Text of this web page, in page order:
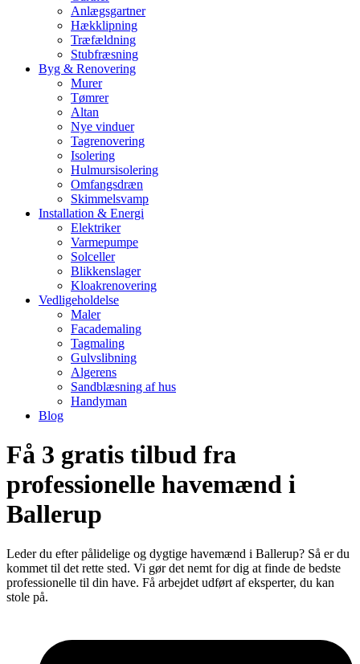
Anlægsgartner
Hækklipning
Træfældning
Stubfræsning
Byg & Renovering
Murer
Tømrer
Altan
Nye vinduer
Tagrenovering
Isolering
Hulmursisolering
Omfangsdræn
Skimmelsvamp
Installation & Energi
Elektriker
Varmepumpe
Solceller
Blikkenslager
Kloakrenovering
Vedligeholdelse
Maler
Facademaling
Tagmaling
Gulvslibning
Algerens
Sandblæsning af hus
Handyman
Blog
Få 3 gratis tilbud fra
professionelle havemænd i
Ballerup
Leder du efter pålidelige og dygtige havemænd i Ballerup? Så er du
kommet til det rette sted. Vi gør det nemt for dig at finde de bedste
professionelle til din have. Få arbejdet udført af eksperter, du kan
stole på.